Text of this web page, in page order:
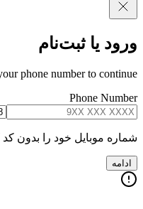
ورود یا ثبت‌نام
phone number to continue
Phone Number
شماره موبایل خود را بدون
ادامه